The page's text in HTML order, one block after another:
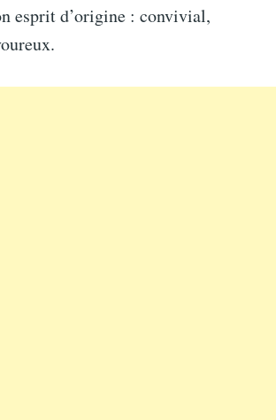
esprit d’origine : convivial,